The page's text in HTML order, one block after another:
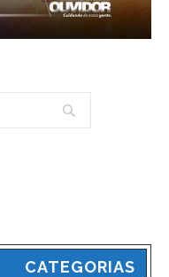
CATEGORIAS